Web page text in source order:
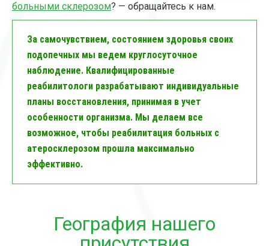
больными склерозом? — обращайтесь к нам.
За самочувствием, состоянием здоровья своих
подопечных мы ведем круглосуточное
наблюдение. Квалифицированные
реабилитологи разрабатывают индивидуальные
планы восстановления, принимая в учет
особенности организма. Мы делаем все
возможное, чтобы реабилитация больных с
атеросклерозом прошла максимально
эффективно.
География нашего